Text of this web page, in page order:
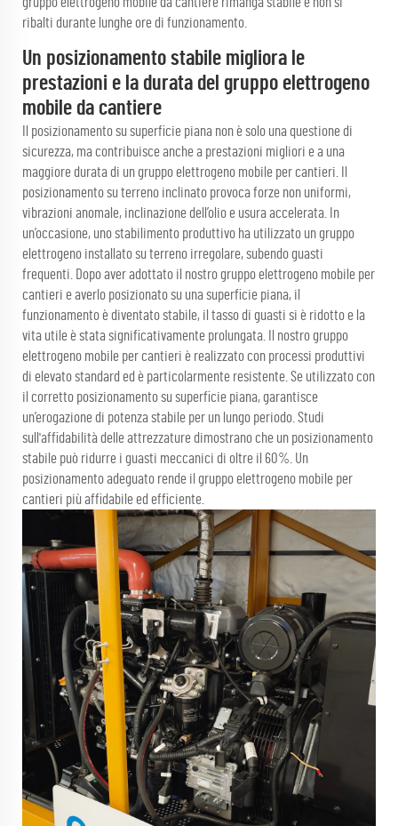
ribalti durante lunghe ore di funzionamento.
Un posizionamento stabile migliora le
prestazioni e la durata del gruppo elettrogeno
mobile da cantiere
Il posizionamento su superficie piana non è solo una questione di
sicurezza, ma contribuisce anche a prestazioni migliori e a una
maggiore durata di un gruppo elettrogeno mobile per cantieri. Il
posizionamento su terreno inclinato provoca forze non uniformi,
vibrazioni anomale, inclinazione dell’olio e usura accelerata. In
un’occasione, uno stabilimento produttivo ha utilizzato un gruppo
elettrogeno installato su terreno irregolare, subendo guasti
frequenti. Dopo aver adottato il nostro gruppo elettrogeno mobile per
cantieri e averlo posizionato su una superficie piana, il
funzionamento è diventato stabile, il tasso di guasti si è ridotto e la
vita utile è stata significativamente prolungata. Il nostro gruppo
elettrogeno mobile per cantieri è realizzato con processi produttivi
di elevato standard ed è particolarmente resistente. Se utilizzato con
il corretto posizionamento su superficie piana, garantisce
un’erogazione di potenza stabile per un lungo periodo. Studi
sull'affidabilità delle attrezzature dimostrano che un posizionamento
stabile può ridurre i guasti meccanici di oltre il 60%. Un
posizionamento adeguato rende il gruppo elettrogeno mobile per
cantieri più affidabile ed efficiente.